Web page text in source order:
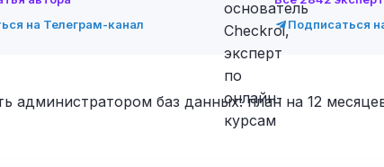
на Телеграм-канал
Подписаться